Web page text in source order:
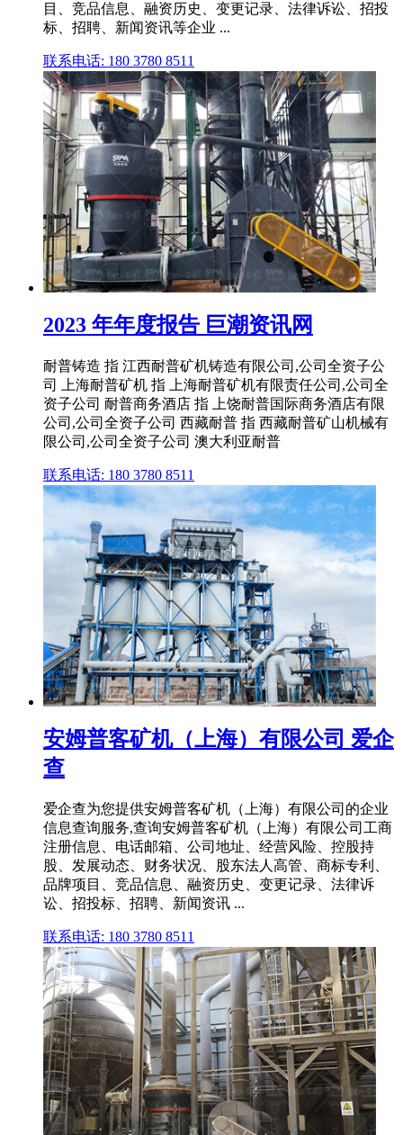
目、竞品信息、融资历史、变更记录、法律诉讼、招投
标、招聘、新闻资讯等企业 ...
联系电话: 180 3780 8511
2023 年年度报告 巨潮资讯网
耐普铸造 指 江西耐普矿机铸造有限公司,公司全资子公
司 上海耐普矿机 指 上海耐普矿机有限责任公司,公司全
资子公司 耐普商务酒店 指 上饶耐普国际商务酒店有限
公司,公司全资子公司 西藏耐普 指 西藏耐普矿山机械有
限公司,公司全资子公司 澳大利亚耐普
联系电话: 180 3780 8511
安姆普客矿机（上海）有限公司 爱企
查
爱企查为您提供安姆普客矿机（上海）有限公司的企业
信息查询服务,查询安姆普客矿机（上海）有限公司工商
注册信息、电话邮箱、公司地址、经营风险、控股持
股、发展动态、财务状况、股东法人高管、商标专利、
品牌项目、竞品信息、融资历史、变更记录、法律诉
讼、招投标、招聘、新闻资讯 ...
联系电话: 180 3780 8511